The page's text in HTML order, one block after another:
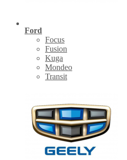
Ford
Focus
Fusion
Kuga
Mondeo
Transit